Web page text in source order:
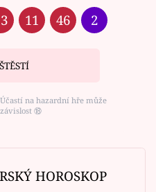
11 46 2
na hazardní hře může
⑱
HOROSKOP